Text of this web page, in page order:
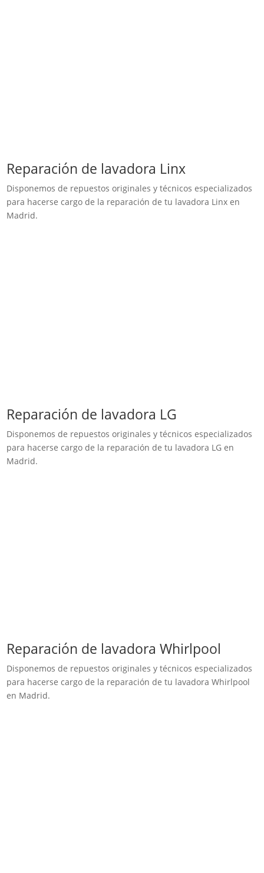
Reparación de lavadora Linx
Disponemos de repuestos originales y técnicos especializados
para hacerse cargo de la reparación de tu lavadora Linx en
Madrid.
Reparación de lavadora LG
Disponemos de repuestos originales y técnicos especializados
para hacerse cargo de la reparación de tu lavadora LG en
Madrid.
Reparación de lavadora Whirlpool
Disponemos de repuestos originales y técnicos especializados
para hacerse cargo de la reparación de tu lavadora Whirlpool
en Madrid.